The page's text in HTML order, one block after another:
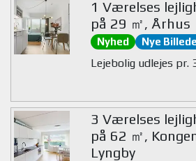
1 Værelses
på 29 ㎡, Århus
Nyhed Nye
Lejebolig udlejes pr.
3 Værelses
på 62 ㎡,
Lyngby